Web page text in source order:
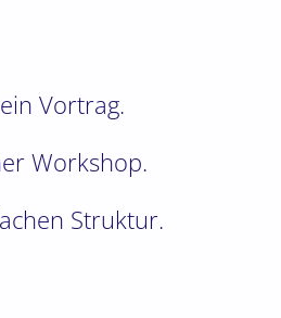
Vortrag.
Workshop.
Struktur.